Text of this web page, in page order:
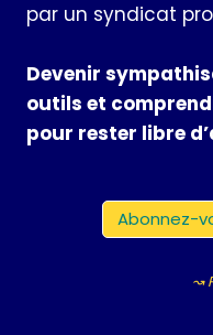
par un syndicat
Devenir
outils et
pour rester libre
Abonnez-
↝